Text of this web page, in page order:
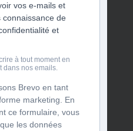
vos e-mails et
connaissance de
et
à tout moment en
dans nos emails.
Brevo en tant
marketing. En
ce formulaire, vous
les données